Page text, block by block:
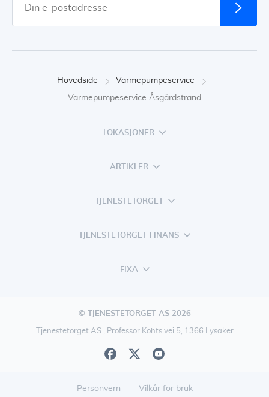
Hovedside Varmepumpeservice
Varmepumpeservice Åsgårdstrand
LOKASJONER
ARTIKLER
TJENESTETORGET
TJENESTETORGET FINANS
FIXA
© TJENESTETORGET AS 2026
Tjenestetorget AS , Professor Kohts vei 5, 1366 Lysaker
Personvern Vilkår for bruk